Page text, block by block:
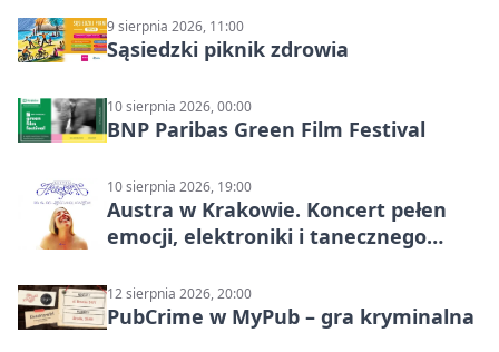
9 sierpnia 2026, 11:00
Sąsiedzki piknik zdrowia
10 sierpnia 2026, 00:00
BNP Paribas Green Film Festival
10 sierpnia 2026, 19:00
Austra w Krakowie. Koncert pełen
emocji, elektroniki i tanecznego
12 sierpnia 2026, 20:00
PubCrime w MyPub – gra kryminalna